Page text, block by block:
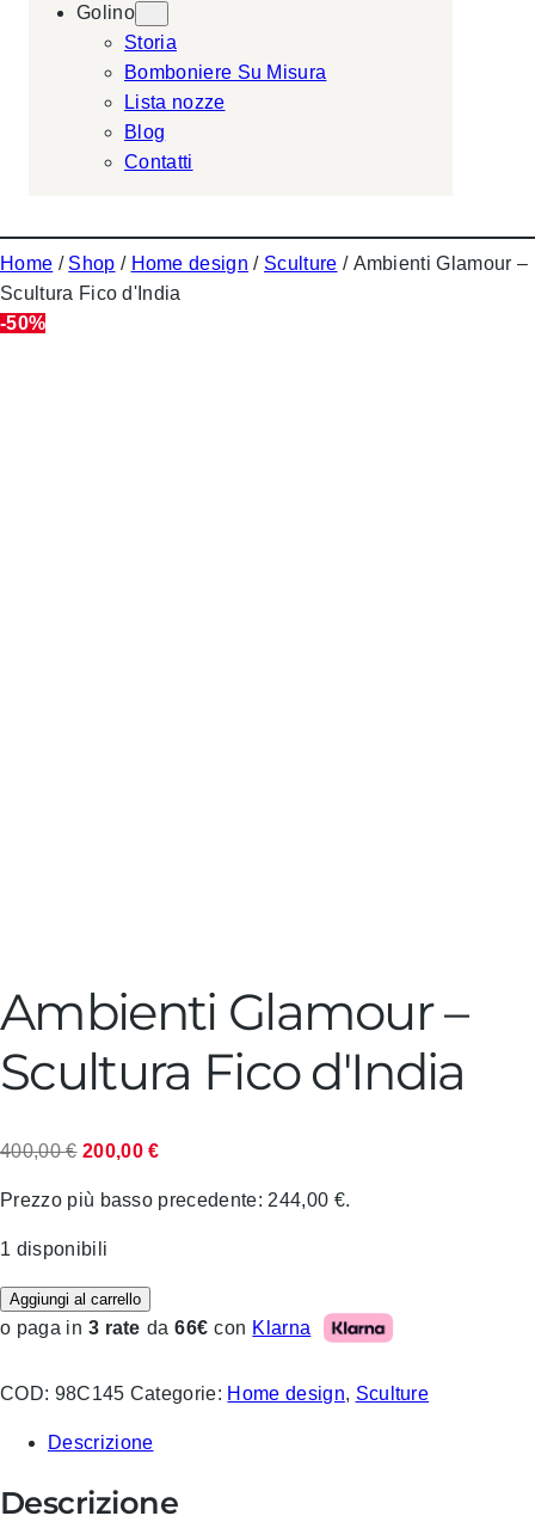
Golino
Storia
Bomboniere Su Misura
Lista nozze
Blog
Contatti
Home / Shop / Home design / Sculture / Ambienti Glamour –
Scultura Fico d'India
-50%
Ambienti Glamour –
Scultura Fico d'India
400,00€ Il
originale
era:
200,00€Il
attuale
Prezzo più basso precedente: 244,00 €.
1 disponibili
Aggiungi al carrello
o paga in 3 rate da 66€ con Klarna
COD: 98C145 Categorie: Home design, Sculture
Descrizione
Descrizione